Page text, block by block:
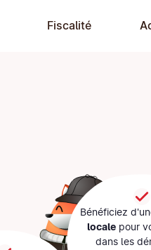
Fiscalité
Bénéficiez
locale pour
dans les